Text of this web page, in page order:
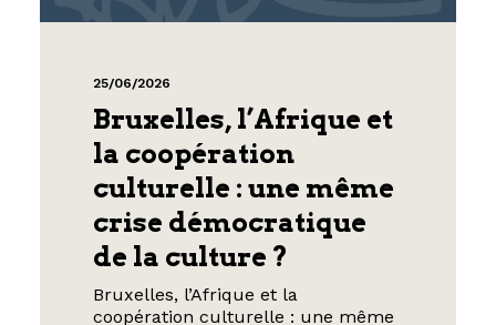
25/06/2026
Bruxelles, l’Afrique et
la coopération
culturelle : une même
crise démocratique
de la culture ?
Bruxelles, l’Afrique et la
coopération culturelle : une même